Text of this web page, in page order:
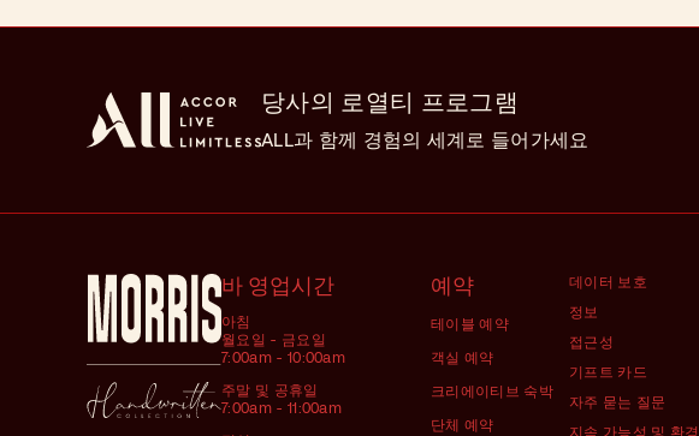
당사의 로열티 프로그램
ALL과 함께 경험의 세계로 들어가세요
바 영업시간
아침
월요일 - 금요일
7:00am - 10:00am
주말 및 공휴일
7:00am - 11:00am
예약
테이블 예약
객실 예약
크리에이티브 숙박
단체 예약
데이터 보호
정보
접근성
기프트 카드
자주 묻는 질문